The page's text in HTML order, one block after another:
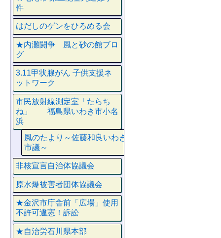
件
はだしのゲンをひろめる会
★内灘闘争 風と砂の館ブロ
グ
3.11甲状腺がん 子供支援ネ
ットワーク
市民放射線測定室「たらち
ね」 福島県いわき市小名
浜
風のたより～佐藤和良いわき
市議～
非核宣言自治体協議会
原水爆被害者団体協議会
★金沢市庁舎前「広場」使用
不許可違憲！訴訟
★自治労石川県本部